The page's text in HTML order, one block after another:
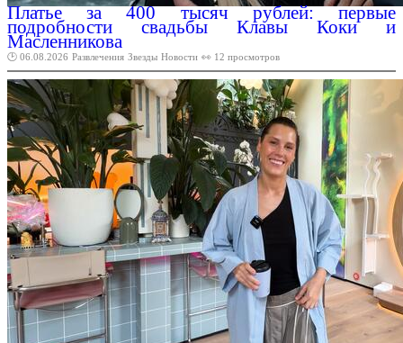
Платье за 400 тысяч рублей: первые
подробности свадьбы Клавы Коки и
Масленникова
🕑 06.08.2026 Развлечения Звезды Новости 👀 12 просмотров